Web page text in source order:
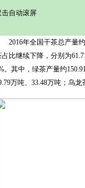
击自动滚屏
年全国干茶总产量约
占比继续下降，分别为
。其中，绿茶产量约
万吨、33.48万吨；乌